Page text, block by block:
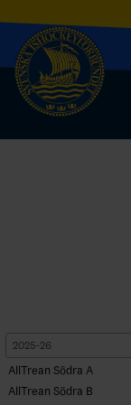
AllTrean Södra A
AllTrean Södra B